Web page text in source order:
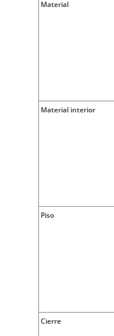
Material
Material interior
Piso
Cierre